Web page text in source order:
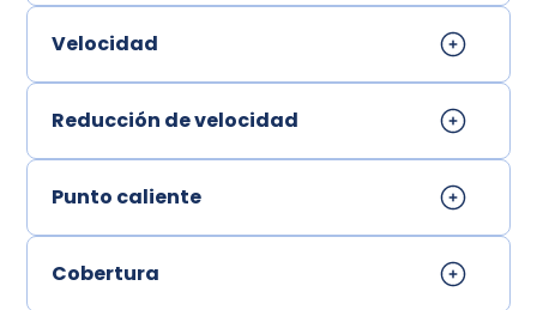
Velocidad
Reducción de velocidad
Punto caliente
Cobertura